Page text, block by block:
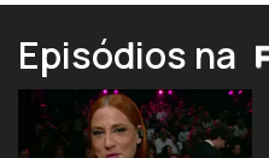
Episódios na